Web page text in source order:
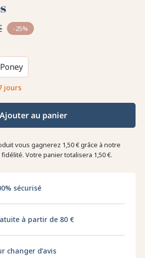
-25%
Poney
jours
Ajouter au panier
vous gagnerez 1,50 €grâce à notre
Votre panier totalisera 1,50 €.
sécurisé
à partir de 80 €
changer d’avis